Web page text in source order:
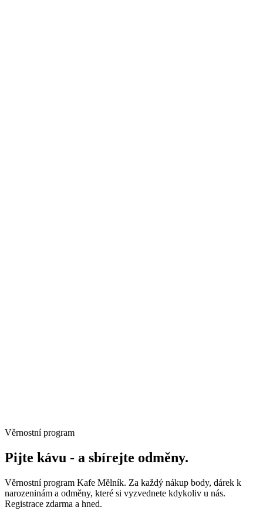
→
Věrnostní program
Pijte kávu - a sbírejte odměny.
Věrnostní program Kafe Mělník. Za každý nákup body, dárek k
narozeninám a odměny, které si vyzvednete kdykoliv u nás.
Registrace zdarma a hned.